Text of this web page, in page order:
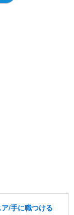
/手に職つける